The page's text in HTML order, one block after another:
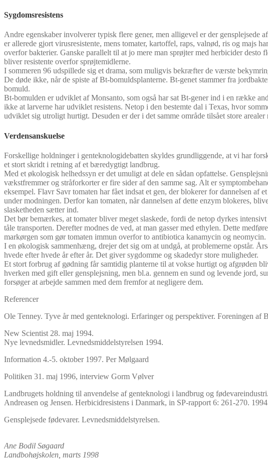
Sygdomsresistens
Andre egenskaber involverer typisk flere gener, men alligevel er der gensplejsede
er allerede gjort virusresistente, mens tomater, kartoffel, raps, valnød, ris og majs
overfor bakterier. Ganske parallelt til at jo mere man sprøjter med herbicider desto
bliver resistente overfor sprøjtemidlerne.
I sommeren 96 udspillede sig et drama, som muligvis bekræfter de værste
De døde ikke, når de spiste af Bt-bomuldsplanterne. Bt-genet stammer fra
bomuld.
Bt-bomulden er udviklet af Monsanto, som også har sat Bt-gener ind i en række
ikke at larverne har udviklet resistens. Netop i den bestemte dal i Texas, hvor
udviklet sig utroligt hurtigt. Desuden er der i det samme område tilsået store
Verdensanskuelse
Forskellige holdninger i genteknologidebatten skyldes grundliggende, at vi har
et stort skridt i retning af et bæredygtigt landbrug.
Med et økologisk helhedssyn er det umuligt at dele en sådan opfattelse.
vækstfremmer og stråforkorter er fire sider af den samme sag. Alt er
eksempel. Flavr Savr tomaten har fået indsat et gen, der blokerer for dannelsen
under modningen. Derfor kan tomaten, når dannelsen af dette enzym blokeres,
slasketheden sætter ind.
Det bør bemærkes, at tomater bliver meget slaskede, fordi de netop dyrkes
tåle transporten. Derefter modnes de ved, at man gasser med ethylen. Dette
markørgen som gør tomaten immun overfor to antibiotica kanamycin og neomycin.
I en økologisk sammenhæng, drejer det sig om at undgå, at problemerne opstår.
hvede efter hvede år efter år. Det giver sygdomme og skadedyr store muligheder.
Et stort forbrug af gødning får samtidig planterne til at vokse hurtigt og afgrøden
hverken med gift eller gensplejsning, men bl.a. gennem en sund og levende jord,
forsøger at arbejde sammen med dem fremfor at negligere dem.
Referencer
Ole Tenney. Tyve år med genteknologi. Erfaringer og perspektiver. Foreningen
New Scientist 28. maj 1994.
Nye levnedsmidler. Levnedsmiddelstyrelsen 1994.
Information 4.-5. oktober 1997. Per Mølgaard
Politiken 31. maj 1996, interview Gorm Vølver
Landbrugets holdning til anvendelse af genteknologi i landbrug og
Andreasen og Jensen. Herbicidresistens i Danmark, in SP-rapport 6: 261-270.
Gensplejsede fødevarer. Levnedsmiddelstyrelsen.
Ane Bodil Søgaard
Landbohøjskolen, marts 1998